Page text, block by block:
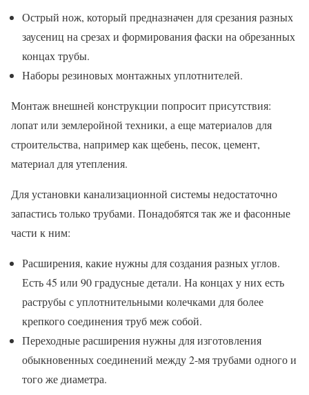
Острый нож, который предназначен для срезания разных
заусениц на срезах и формирования фаски на обрезанных
концах трубы.
Наборы резиновых монтажных уплотнителей.
Монтаж внешней конструкции попросит присутствия:
лопат или землеройной техники, а еще материалов для
строительства, например как щебень, песок, цемент,
материал для утепления.
Для установки канализационной системы недостаточно
запастись только трубами. Понадобятся так же и фасонные
части к ним:
Расширения, какие нужны для создания разных углов.
Есть 45 или 90 градусные детали. На концах у них есть
раструбы с уплотнительными колечками для более
крепкого соединения труб меж собой.
Переходные расширения нужны для изготовления
обыкновенных соединений между 2-мя трубами одного и
того же диаметра.